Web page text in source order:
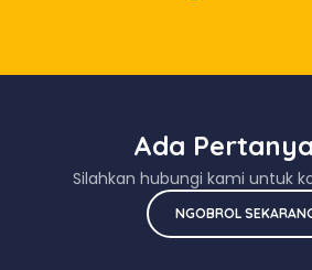
Ada
Silahkan hubungi kami untuk
NGOBROL